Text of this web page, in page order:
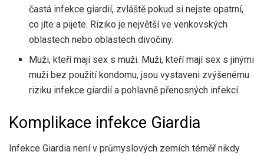
častá infekce giardií, zvláště pokud si nejste opatrní,
co jíte a pijete. Riziko je největší ve venkovských
oblastech nebo oblastech divočiny.
Muži, kteří mají sex s muži. Muži, kteří mají sex s jinými
muži bez použití kondomu, jsou vystaveni zvýšenému
riziku infekce giardií a pohlavně přenosných infekcí.
Komplikace infekce Giardia
Infekce Giardia není v průmyslových zemích téměř nikdy